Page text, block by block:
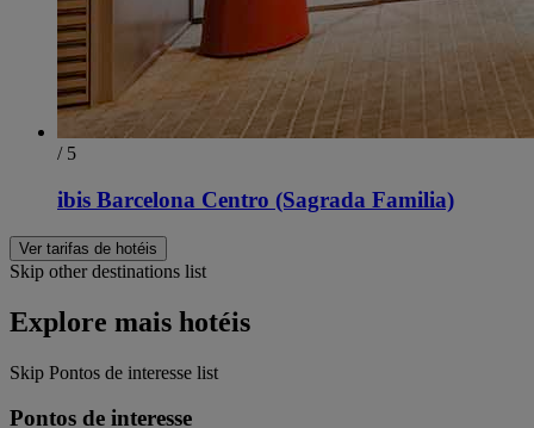
/ 5
ibis Barcelona Centro (Sagrada Familia)
Ver tarifas de hotéis
Skip other destinations list
Explore mais hotéis
Skip Pontos de interesse list
Pontos de interesse